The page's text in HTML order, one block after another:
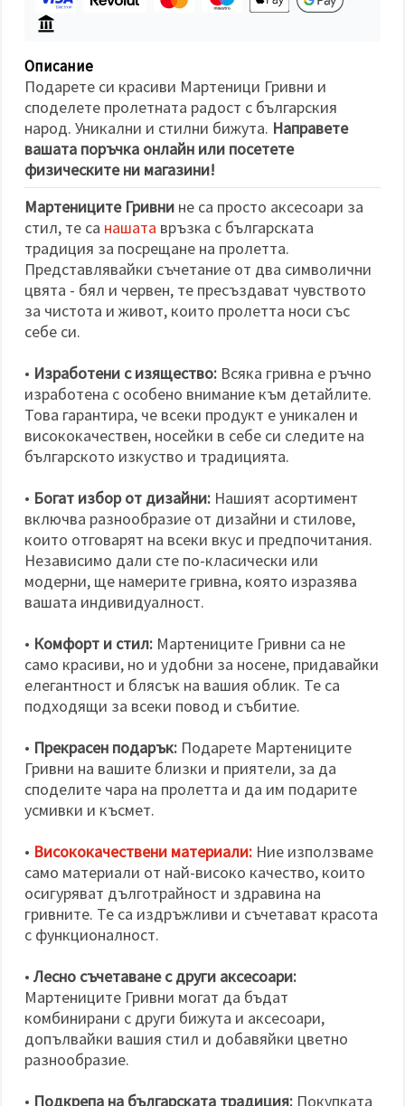
Приеми
Настройки
на
бисквитките
Описание
Подарете си красиви Мартеници Гривни и
споделете пролетната радост с българския
народ. Уникални и стилни бижута. Направете
вашата поръчка онлайн или посетете
физическите ни магазини!
Мартениците Гривни не са просто аксесоари за
стил, те са нашата връзка с българската
традиция за посрещане на пролетта.
Представлявайки съчетание от два символични
цвята - бял и червен, те пресъздават чувството
за чистота и живот, които пролетта носи със
себе си.
• Изработени с изящество: Всяка гривна е ръчно
изработена с особено внимание към детайлите.
Това гарантира, че всеки продукт е уникален и
висококачествен, носейки в себе си следите на
българското изкуство и традицията.
• Богат избор от дизайни: Нашият асортимент
включва разнообразие от дизайни и стилове,
които отговарят на всеки вкус и предпочитания.
Независимо дали сте по-класически или
модерни, ще намерите гривна, която изразява
вашата индивидуалност.
• Комфорт и стил: Мартениците Гривни са не
само красиви, но и удобни за носене, придавайки
елегантност и блясък на вашия облик. Те са
подходящи за всеки повод и събитие.
• Прекрасен подарък: Подарете Мартениците
Гривни на вашите близки и приятели, за да
споделите чара на пролетта и да им подарите
усмивки и късмет.
• Висококачествени материали: Ние използваме
само материали от най-високо качество, които
осигуряват дълготрайност и здравина на
гривните. Те са издръжливи и съчетават красота
с функционалност.
• Лесно съчетаване с други аксесоари:
Мартениците Гривни могат да бъдат
комбинирани с други бижута и аксесоари,
допълвайки вашия стил и добавяйки цветно
разнообразие.
• Подкрепа на българската традиция: Покупката